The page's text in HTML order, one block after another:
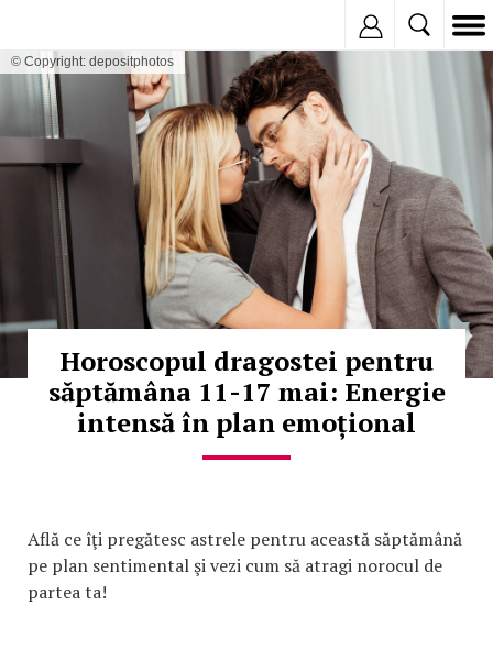
© Copyright: depositphotos
Horoscopul dragostei pentru
săptămâna 11-17 mai: Energie
intensă în plan emoțional
Află ce îţi pregătesc astrele pentru această săptămână
pe plan sentimental şi vezi cum să atragi norocul de
partea ta!